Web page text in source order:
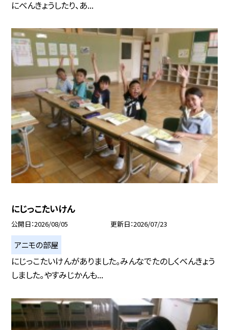
にべんきょうしたり、あ...
にじっこたいけん
公開日 2026/08/05 更新日 2026/07/23
アニモの部屋
にじっこたいけんがありました。みんなでたのしくべんきょう
しました。やすみじかんも...